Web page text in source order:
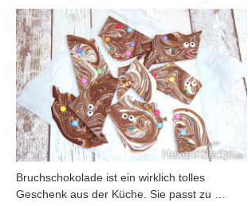
Bruchschokolade ist ein wirklich tolles
Geschenk aus der Küche. Sie passt zu …